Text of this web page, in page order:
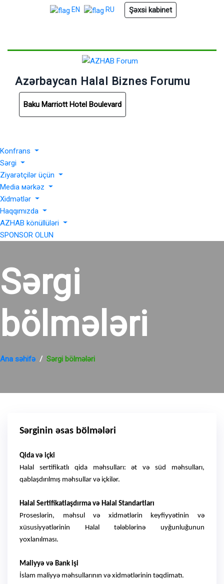
EN RU Şəxsi kabinet
Azərbaycan Halal Biznes Forumu
Baku Marriott Hotel Boulevard
Konfrans
Sərgi
Ziyarətçilər üçün
Media мərkəz
Xidmətlər
Haqqımızda
AZHAB könüllüləri
SPONSOR OLUN
Sərgi
bölmələri
Ana səhifə Sərgi bölmələri
Sərginin əsas bölmələri
Qida və içki
Halal sertifikatlı qida məhsulları: ət və süd məhsulları,
qablaşdırılmış məhsullar və içkilər.
Halal Sertifikatlaşdırma və Halal Standartları
Proseslərin, məhsul və xidmətlərin keyfiyyətinin və
xüsusiyyətlərinin Halal tələblərinə uyğunluğunun
yoxlanılması.
Maliyyə və Bank işi
İslam maliyyə məhsullarının və xidmətlərinin təqdimatı.